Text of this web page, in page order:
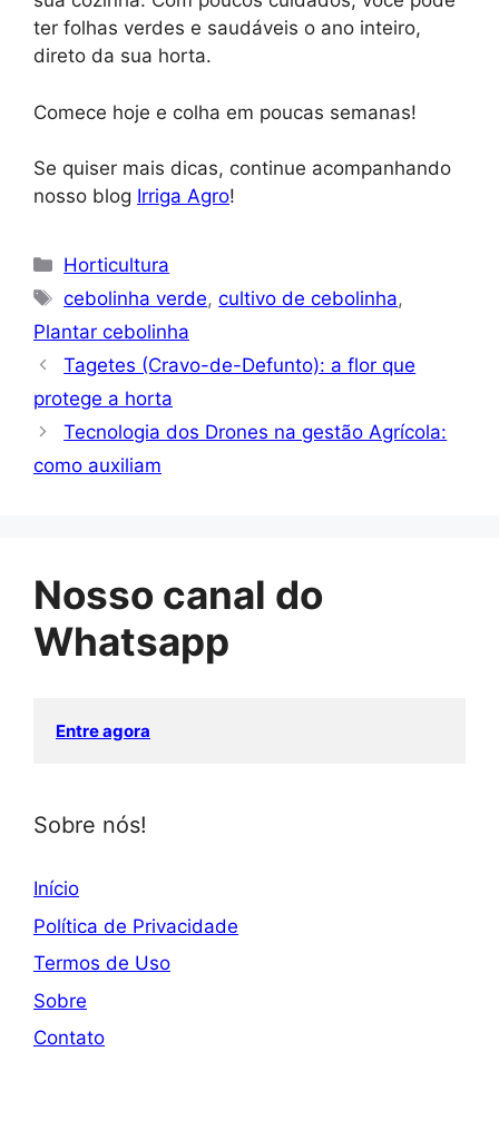
ter folhas verdes e saudáveis o ano inteiro,
direto da sua horta.
Comece hoje e colha em poucas semanas!
Se quiser mais dicas, continue acompanhando
nosso blog Irriga Agro!
Categorias
Horticultura
Tags
cebolinha verde,cultivo de cebolinha,
Plantar cebolinha
Tagetes (Cravo-de-Defunto): a flor que
protege a horta
Tecnologia dos Drones na gestão Agrícola:
como auxiliam
Nosso canal do
Whatsapp
Entre agora
Sobre nós!
Início
Política de Privacidade
Termos de Uso
Sobre
Contato